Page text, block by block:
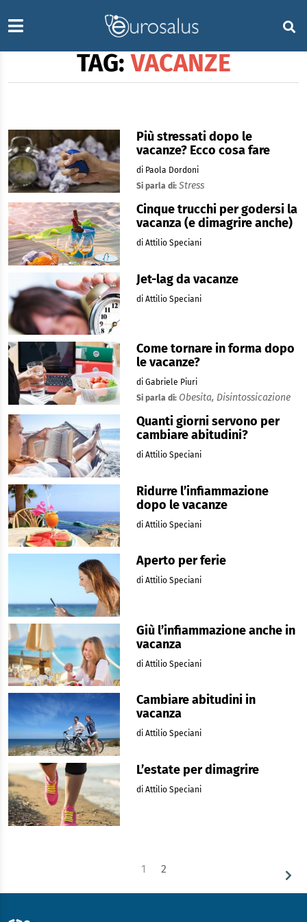
TAG: VACANZE
Più stressati dopo le
vacanze? Ecco cosa fare
di Paola Dordoni
Si parla di: Stress
Cinque trucchi per godersi la
vacanza (e dimagrire anche)
di Attilio Speciani
Jet-lag da vacanze
di Attilio Speciani
Come tornare in forma dopo
le vacanze?
di Gabriele Piuri
Si parla di: Obesita, Disintossicazione
Quanti giorni servono per
cambiare abitudini?
di Attilio Speciani
Ridurre l’infiammazione
dopo le vacanze
di Attilio Speciani
Aperto per ferie
di Attilio Speciani
Giù l’infiammazione anche in
vacanza
di Attilio Speciani
Cambiare abitudini in
vacanza
di Attilio Speciani
L’estate per dimagrire
di Attilio Speciani
1 2